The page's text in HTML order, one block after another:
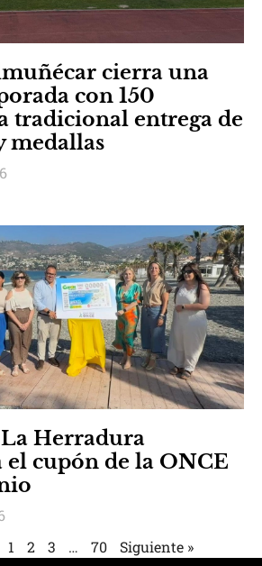
cierra una
con 150
tradicional entrega de
medallas
Herradura
cupón de la ONCE
1 2 3 … 70 Siguiente »